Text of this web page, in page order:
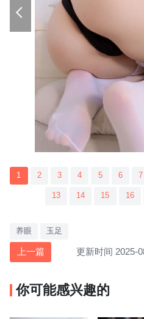
1 2 3 4 5 6 7
13 14 15 16
养眼 玉足
上一篇 更新时间 2025-
你可能感兴趣的